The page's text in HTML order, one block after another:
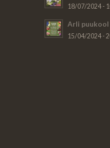
18/07/2024 -
Arli puukool
15/04/2024 -